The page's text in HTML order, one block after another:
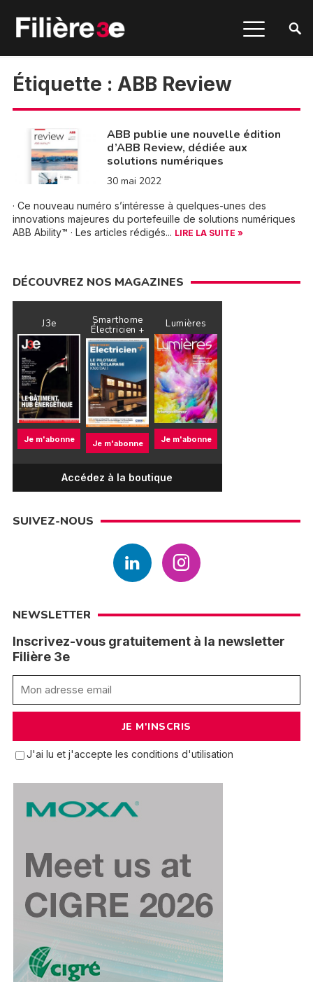
Étiquette : ABB Review
ABB publie une nouvelle édition
d’ABB Review, dédiée aux
solutions numériques
30 mai 2022
· Ce nouveau numéro s’intéresse à quelques-unes des
innovations majeures du portefeuille de solutions numériques
ABB Ability™ · Les articles rédigés... LIRE LA SUITE »
DÉCOUVREZ NOS MAGAZINES
J3e
Je m'abonne
Smarthome
Électricien +
Je m'abonne
Lumières
Je m'abonne
Accédez à la boutique
SUIVEZ-NOUS
NEWSLETTER
Inscrivez-vous gratuitement à la newsletter
Filière 3e
J'ai lu et j'accepte les conditions d'utilisation